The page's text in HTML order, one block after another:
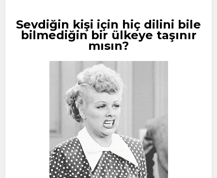
Sevdiğin kişi için hiç dilini bile
bilmediğin bir ülkeye taşınır
mısın?